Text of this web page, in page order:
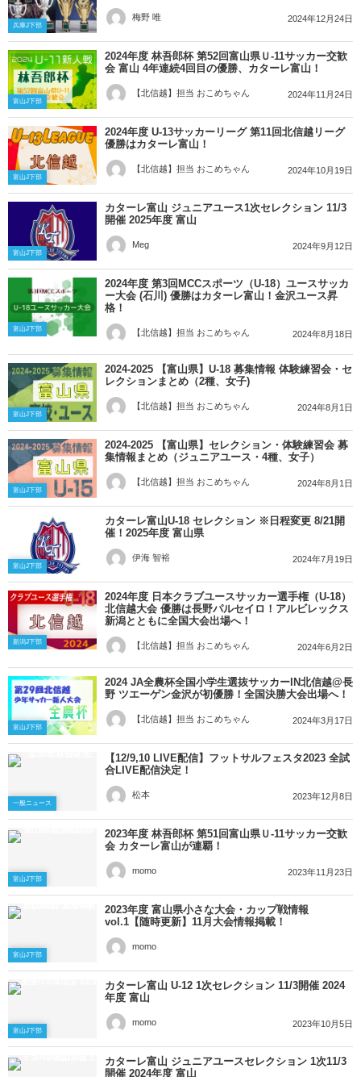
兵庫J下部
梅野 唯 2024年12月24日
富山J下部
2024年度 林吾郎杯 第52回富山県Ｕ-11サッカー交歓
会 富山 4年連続4回目の優勝、カターレ富山！
【北信越】担当 おこめちゃん 2024年11月24日
富山J下部
2024年度 U-13サッカーリーグ 第11回北信越リーグ
優勝はカターレ富山！
【北信越】担当 おこめちゃん 2024年10月19日
富山J下部
カターレ富山 ジュニアユース1次セレクション 11/3
開催 2025年度 富山
Meg 2024年9月12日
富山J下部
2024年度 第3回MCCスポーツ（U-18）ユースサッカ
ー大会 (石川) 優勝はカターレ富山！金沢ユース昇
格！
【北信越】担当 おこめちゃん 2024年8月18日
富山J下部
2024-2025 【富山県】U-18 募集情報 体験練習会・セ
レクションまとめ（2種、女子)
【北信越】担当 おこめちゃん 2024年8月1日
富山J下部
2024-2025 【富山県】セレクション・体験練習会 募
集情報まとめ（ジュニアユース・4種、女子）
【北信越】担当 おこめちゃん 2024年8月1日
富山J下部
カターレ富山U-18 セレクション ※日程変更 8/21開
催！2025年度 富山県
伊海 智裕 2024年7月19日
新潟J下部
2024年度 日本クラブユースサッカー選手権（U-18）
北信越大会 優勝は長野パルセイロ！アルビレックス
新潟とともに全国大会出場へ！
【北信越】担当 おこめちゃん 2024年6月2日
富山J下部
2024 JA全農杯全国小学生選抜サッカーIN北信越@長
野 ツエーゲン金沢が初優勝！全国決勝大会出場へ！
【北信越】担当 おこめちゃん 2024年3月17日
一般ニュース
【12/9,10 LIVE配信】フットサルフェスタ2023 全試
合LIVE配信決定！
松本 2023年12月8日
富山J下部
2023年度 林吾郎杯 第51回富山県Ｕ-11サッカー交歓
会 カターレ富山が連覇！
momo 2023年11月23日
富山J下部
2023年度 富山県小さな大会・カップ戦情報
vol.1【随時更新】11月大会情報掲載！
momo
富山J下部
カターレ富山 U-12 1次セレクション 11/3開催 2024
年度 富山
momo 2023年10月5日
カターレ富山 ジュニアユースセレクション 1次11/3
開催 2024年度 富山